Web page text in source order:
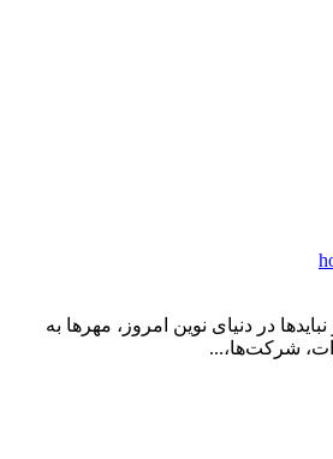
در دنیای نوین امروز، مهرها به
شرکت‌ها،...